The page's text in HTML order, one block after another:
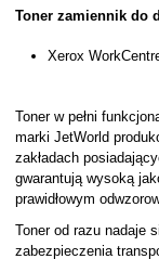
Toner zamiennik do
Xerox
Toner w pełni
marki JetWorld
zakładach
gwarantują wysoką
prawidłowym
Toner od razu nadaje
zabezpieczenia